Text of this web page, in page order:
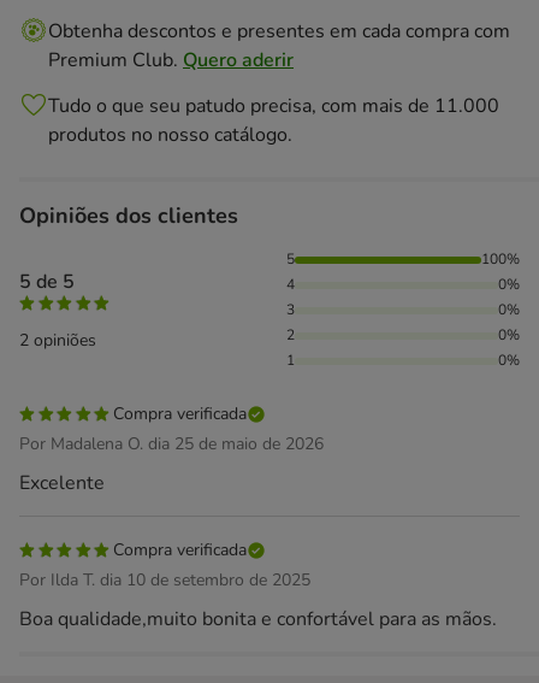
Obtenha descontos e presentes em cada compra com
Premium Club. Quero aderir
Tudo o que seu patudo precisa, com mais de 11.000
produtos no nosso catálogo.
Opiniões dos clientes
5 de 5
2 opiniões
100% das pessoas avaliaram com 5 estrelas,
5
100%
4
0%
3
0%
2
0%
1
0%
Compra verificada
Por Madalena O. dia 25 de maio de 2026
Excelente
Compra verificada
Por Ilda T. dia 10 de setembro de 2025
Boa qualidade,muito bonita e confortável para as mãos.